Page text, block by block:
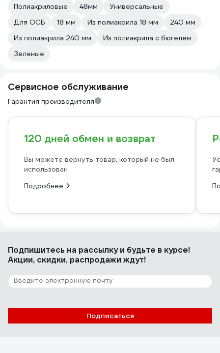
Полиакриловые
48мм
Универсальные
Для ОСБ
18 мм Из полиакрила 18 мм
240 мм
Из полиакрила 240 мм
Из полиакрила с бюгелем
Зеленые
Сервисное обслуживание
Гарантия производителя
120 дней обмен и возврат
Вы можете вернуть товар, который не был
использован
Подробнее
Подпишитесь на рассылкуи будьте в курсе!
Акции, скидки, распродажи ждут!
Подписаться